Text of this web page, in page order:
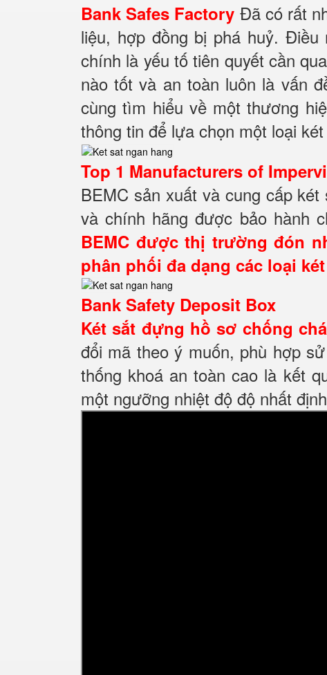
Bank Safes Factory Đã có rất
liệu, hợp đồng bị phá huỷ.
chính là yếu tố tiên quyết cần
nào tốt và an toàn luôn là vấn
cùng tìm hiểu về một thương
thông tin để lựa chọn một loại
Top 1 Manufacturers of
BEMC sản xuất và cung cấp
và chính hãng được bảo hành
BEMC được thị trường đón
phân phối đa dạng các loại
Bank Safety Deposit Box
Két sắt đựng hồ sơ chống
đổi mã theo ý muốn, phù hợp
thống khoá an toàn cao là kết
một ngưỡng nhiệt độ độ nhất